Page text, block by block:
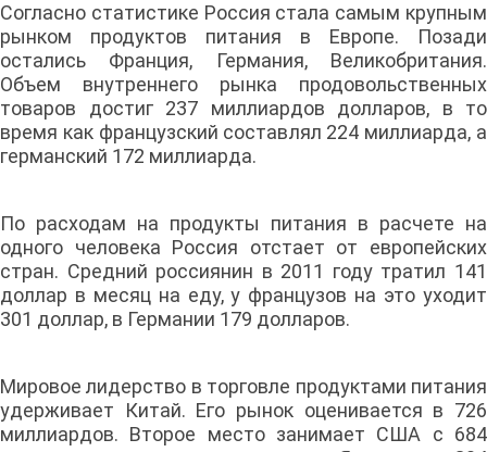
Согласно статистике Россия стала самым крупным
рынком продуктов питания в Европе. Позади
остались Франция, Германия, Великобритания.
Объем внутреннего рынка продовольственных
товаров достиг 237 миллиардов долларов, в то
время как французский составлял 224 миллиарда, а
германский 172 миллиарда.
По расходам на продукты питания в расчете на
одного человека Россия отстает от европейских
стран. Средний россиянин в 2011 году тратил 141
доллар в месяц на еду, у французов на это уходит
301 доллар, в Германии 179 долларов.
Мировое лидерство в торговле продуктами питания
удерживает Китай. Его рынок оценивается в 726
миллиардов. Второе место занимает США с 684